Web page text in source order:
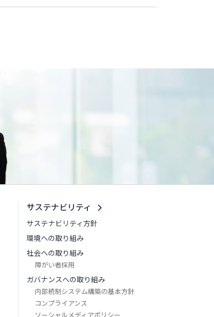
サステナビリティ
サステナビリティ方針
環境への取り組み
社会への取り組み
障がい者採用
ガバナンスへの取り組み
内部統制システム構築の基本方針
コンプライアンス
ソーシャルメディアポリシー